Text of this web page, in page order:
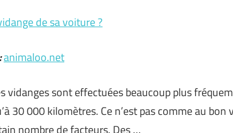
de sa voiture ?
animaloo.net
vidanges sont effectuées beaucoup plus
30 000 kilomètres. Ce n’est pas comme au